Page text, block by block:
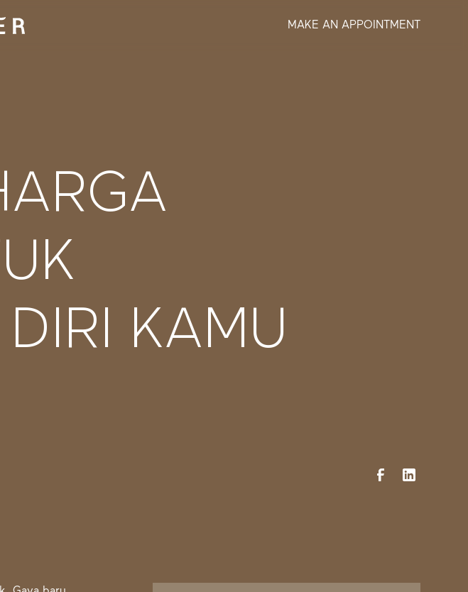
MAKE AN APPOINTMENT
KAMU